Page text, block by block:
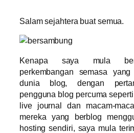
Salam sejahtera buat semua.
Kenapa saya mula
perkembangan semasa
dunia blog, dengan
pengguna blog percuma
live journal dan macam-
mereka yang berblog
hosting sendiri, saya mula